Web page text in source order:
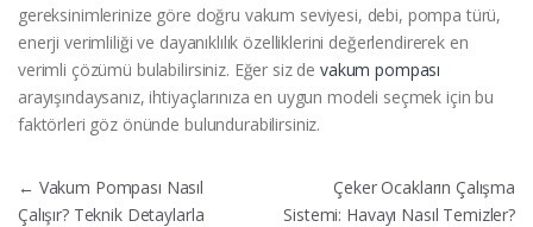
gereksinimlerinize göre doğru vakum seviyesi, debi, pompa türü,
enerji verimliliği ve dayanıklılık özelliklerini değerlendirerek en
verimli çözümü bulabilirsiniz. Eğer siz de vakum pompası
arayışındaysanız, ihtiyaçlarınıza en uygun modeli seçmek için bu
faktörleri göz önünde bulundurabilirsiniz.
Yazı gezinmesi
← Vakum Pompası Nasıl
Çalışır? Teknik Detaylarla
Çeker Ocakların Çalışma
Sistemi: Havayı Nasıl Temizler?